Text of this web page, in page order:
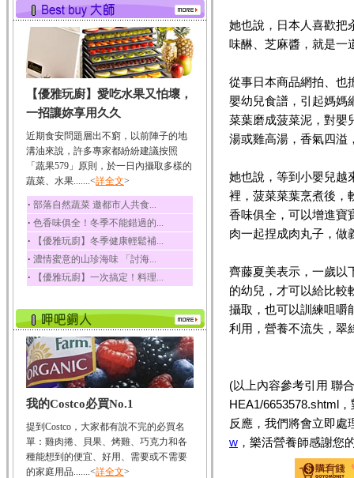
有蛋白質、脂肪、磷...
鮪魚
鮪魚肚肉中的不飽和脂
肪酸內富含EPA和DH...
韭菜
韭菜所含的膳食纖維能
幫助消化與通便；揮...
冬瓜
冬瓜營養價值高，鈉含
量極低是水腫病人的...
豆豉
豆豉裡頭含有營養的蛋
白質、脂肪、鈣、磷...
榛果
榛果裡所含的營養素有
蛋白質、脂肪、醣類...
迷迭香
酸、迷迭香酸、植物...
咖啡
咖啡中的咖啡因會刺激
中樞神經系統，特別...
椰子
椰子含有糖類、脂肪、
荔枝
荔枝性質溫和所含的營
養素有醣類、檸檬酸...
【優雅玩廚】愛吃水果又怕壞，
一招讓妳享用久久
近期食安問題層出不窮，以前陣子的地
溝油來說，許多專家都紛紛建議按照
「蔬果579」原則，於一日內攝取多樣的
蔬菜、水果.......<詳全文>
‧ 部落自然蔬菜 邀都市人共食...
‧ 色香味俱全！冬季不能錯過的...
‧ 【優雅玩廚】冬季健康輕鬆補...
‧ 濃情蜜意的山珍海味 「討海...
‧ 【優雅玩廚】一次搞定！料理...
我的Costco必買No.1
提到Costco，大家都有說不完的必買名
單：雞肉捲、貝果、烤雞、巧克力和各
種能想到的便宜、好用、需要或不需要
的家庭用品.......<詳全文>
她也說，日本人喜歡把
味醂、芝麻醬，就是一
從事日本商品網拍、也
嬰幼兒食譜，引起媽媽
菜葉磨成菠菜泥，對嬰
湯或雞高湯，香氣四溢
她也說，等到小嬰兒越
裡，菠菜菜葉烹煮後，
香味俱全，可以增進寶
肉一起捏成肉丸子，做
齊藤夏美表示，一歲以
的幼兒，才可以給比較
攝取，也可以訓練咀嚼
利用，營養不流失，翠
(以上內容參考引用 聯
HEA1/6653578.shtml
反應，我們將會立即
w ，樂活營養師感謝您